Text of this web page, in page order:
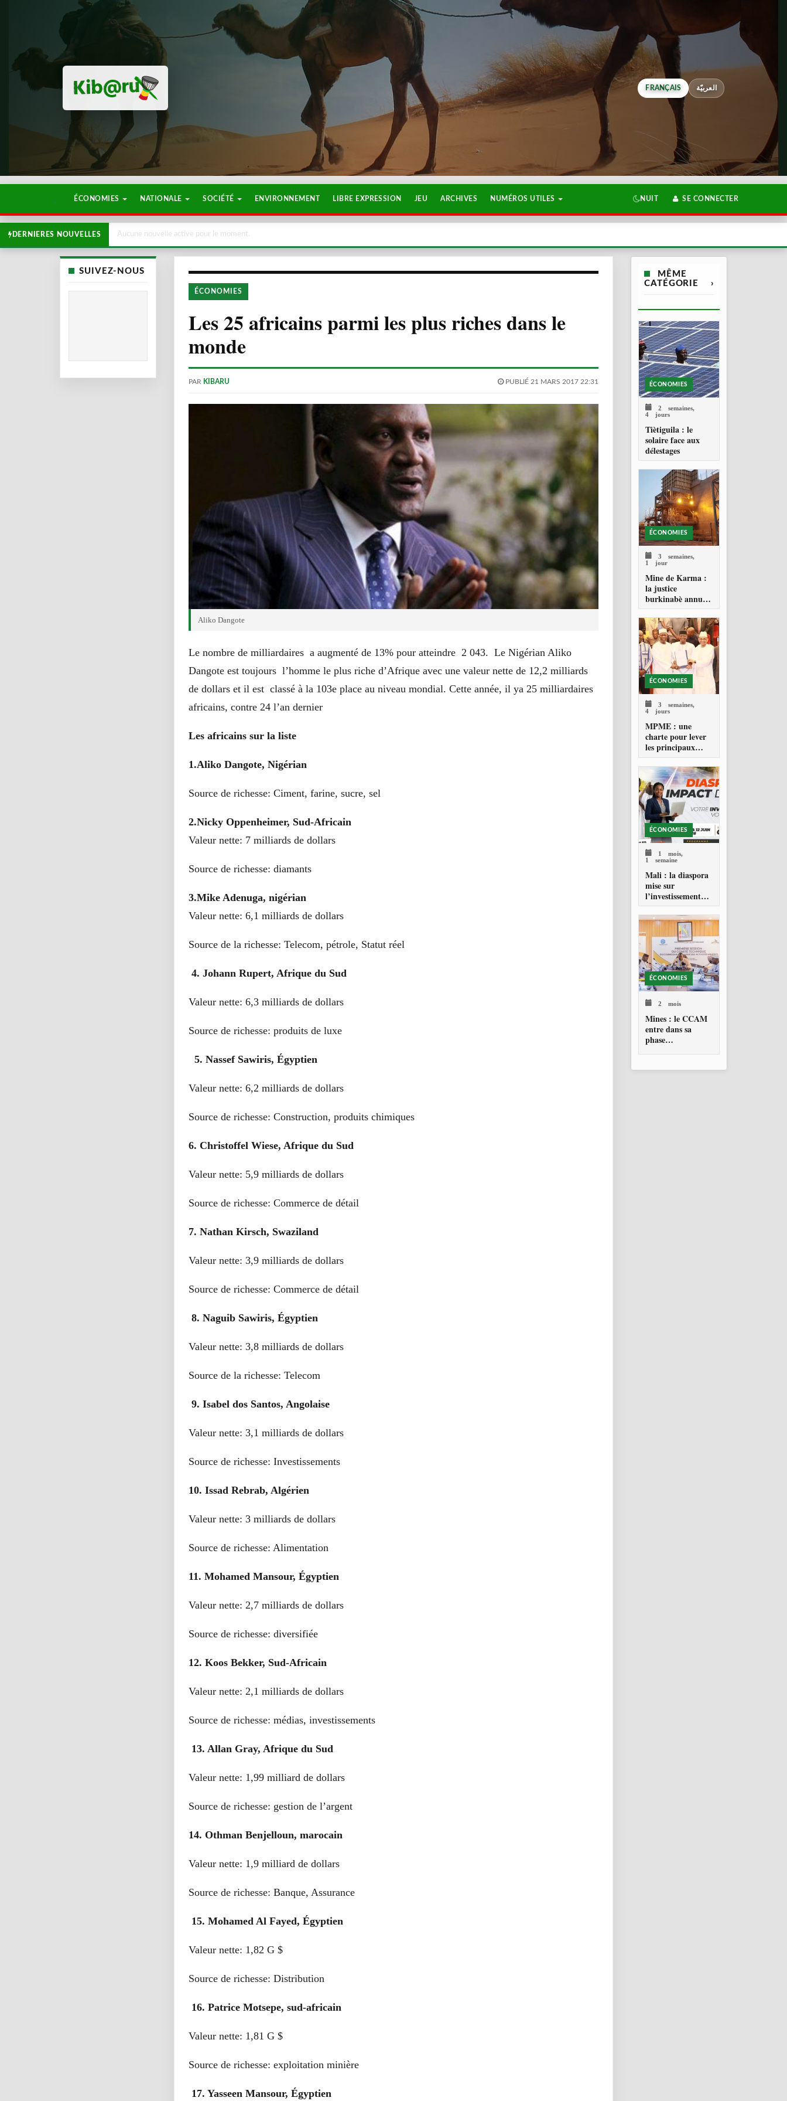
FRANÇAIS العربيّة
ÉCONOMIES NATIONALE SOCIÉTÉ ENVIRONNEMENT LIBRE EXPRESSION JEU ARCHIVES NUMÉROS UTILES NUIT SE CONNECTER
DERNIERES NOUVELLES Aucune nouvelle active pour le moment.
SUIVEZ-NOUS
ÉCONOMIES
Les 25 africains parmi les plus riches dans le
monde
PAR KIBARU PUBLIÉ 21 MARS 2017 22:31
Aliko Dangote
Le nombre de milliardaires a augmenté de 13% pour atteindre 2 043. Le Nigérian Aliko
Dangote est toujours l’homme le plus riche d’Afrique avec une valeur nette de 12,2 milliards
de dollars et il est classé à la 103e place au niveau mondial. Cette année, il ya 25 milliardaires
africains, contre 24 l’an dernier
Les africains sur la liste
1.Aliko Dangote, Nigérian
Source de richesse: Ciment, farine, sucre, sel
2.Nicky Oppenheimer, Sud-Africain
Valeur nette: 7 milliards de dollars
Source de richesse: diamants
3.Mike Adenuga, nigérian
Valeur nette: 6,1 milliards de dollars
Source de la richesse: Telecom, pétrole, Statut réel
4. Johann Rupert, Afrique du Sud
Valeur nette: 6,3 milliards de dollars
Source de richesse: produits de luxe
5. Nassef Sawiris, Égyptien
Valeur nette: 6,2 milliards de dollars
Source de richesse: Construction, produits chimiques
6. Christoffel Wiese, Afrique du Sud
Valeur nette: 5,9 milliards de dollars
Source de richesse: Commerce de détail
7. Nathan Kirsch, Swaziland
Valeur nette: 3,9 milliards de dollars
Source de richesse: Commerce de détail
8. Naguib Sawiris, Égyptien
Valeur nette: 3,8 milliards de dollars
Source de la richesse: Telecom
9. Isabel dos Santos, Angolaise
Valeur nette: 3,1 milliards de dollars
Source de richesse: Investissements
10. Issad Rebrab, Algérien
Valeur nette: 3 milliards de dollars
Source de richesse: Alimentation
11. Mohamed Mansour, Égyptien
Valeur nette: 2,7 milliards de dollars
Source de richesse: diversifiée
12. Koos Bekker, Sud-Africain
Valeur nette: 2,1 milliards de dollars
Source de richesse: médias, investissements
13. Allan Gray, Afrique du Sud
Valeur nette: 1,99 milliard de dollars
Source de richesse: gestion de l’argent
14. Othman Benjelloun, marocain
Valeur nette: 1,9 milliard de dollars
Source de richesse: Banque, Assurance
15. Mohamed Al Fayed, Égyptien
Valeur nette: 1,82 G $
Source de richesse: Distribution
16. Patrice Motsepe, sud-africain
Valeur nette: 1,81 G $
Source de richesse: exploitation minière
17. Yasseen Mansour, Égyptien
MÊME
CATÉGORIE
›
ÉCONOMIES
2 semaines,
4 jours
Tiètiguila : le
solaire face aux
délestages
ÉCONOMIES
3 semaines,
1 jour
Mine de Karma :
la justice
burkinabè annule
le contrat d’achat
d’or de 2014
ÉCONOMIES
3 semaines,
4 jours
MPME : une
charte pour lever
les principaux
blocages
ÉCONOMIES
1 mois,
1 semaine
Mali : la diaspora
mise sur
l’investissement
productif
ÉCONOMIES
2 mois
Mines : le CCAM
entre dans sa
phase